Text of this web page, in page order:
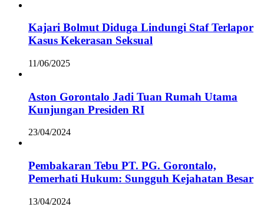
Kajari Bolmut Diduga Lindungi Staf Terlapor
Kasus Kekerasan Seksual
11/06/2025
Aston Gorontalo Jadi Tuan Rumah Utama
Kunjungan Presiden RI
23/04/2024
Pembakaran Tebu PT. PG. Gorontalo,
Pemerhati Hukum: Sungguh Kejahatan Besar
13/04/2024